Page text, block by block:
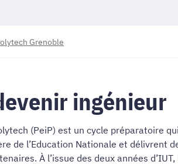
Grenoble
ingénieur
(PeiP) est un cycle préparatoire
de l’Education Nationale et délivrent
À l’issue des deux années